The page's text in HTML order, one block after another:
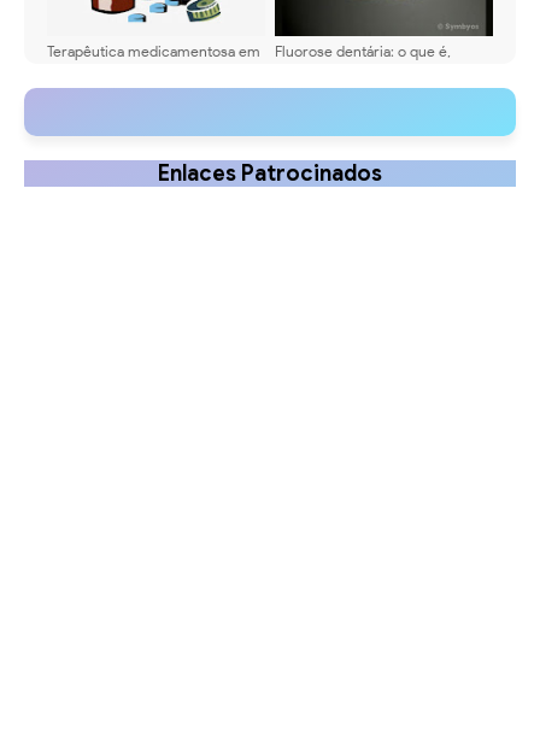
Terapêutica medicamentosa em
Fluorose dentária: o que é,
Enlaces Patrocinados